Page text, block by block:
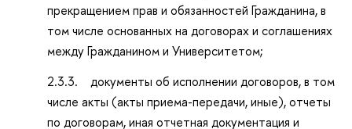
прекращением прав и обязанностей Гражданина, в
том числе основанных на договорах и соглашениях
между Гражданином и Университетом;
2.3.3. документы об исполнении договоров, в том
числе акты (акты приема-передачи, иные), отчеты
по договорам, иная отчетная документация и